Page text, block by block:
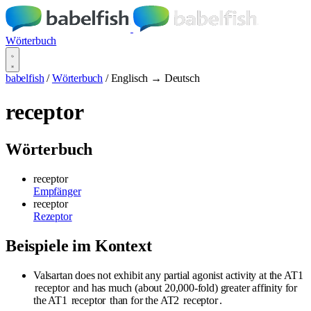
Wörterbuch
babelfish / Wörterbuch / Englisch → Deutsch
receptor
Wörterbuch
receptor
Empfänger
receptor
Rezeptor
Beispiele im Kontext
Valsartan does not exhibit any partial agonist activity at the AT1
receptor and has much (about 20,000-fold) greater affinity for
the AT1 receptor than for the AT2 receptor.